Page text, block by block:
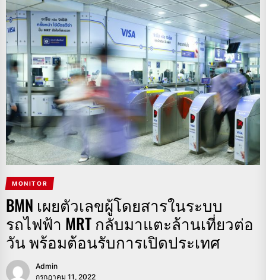
MONITOR
BMN เผยตัวเลขผู้โดยสารในระบบ
รถไฟฟ้า MRT กลับมาแตะล้านเที่ยวต่อ
วัน พร้อมต้อนรับการเปิดประเทศ
Admin
กรกฎาคม 11, 2022